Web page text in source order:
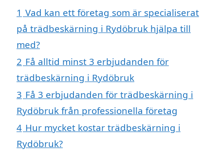
1 Vad kan ett företag som är specialiserat
på trädbeskärning i Rydöbruk hjälpa till
med?
2 Få alltid minst 3 erbjudanden för
trädbeskärning i Rydöbruk
3 Få 3 erbjudanden för trädbeskärning i
Rydöbruk från professionella företag
4 Hur mycket kostar trädbeskärning i
Rydöbruk?